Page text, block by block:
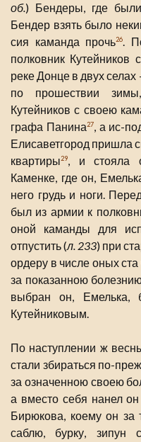
об.) Бендеры, где
Бендер взять было
сия каманда прочь26.
полковник
реке Донце в двух
по прошествии
Кутейников с своею
графа Панина27, а ис-
Елисаветгород пришла
квартиры29, и стояла
Каменке, где он,
него грудь и ноги.
был из армии к
оной каманды для
отпустить (л. 233) при
ордеру в числе оных
за показанною
выбран он, Емелька,
Кутейниковым.
По наступлении ж
стали збираться по-
за означенною своею
а вместо себя нанел
Бирюкова, коему он
саблю, бурку, зипун